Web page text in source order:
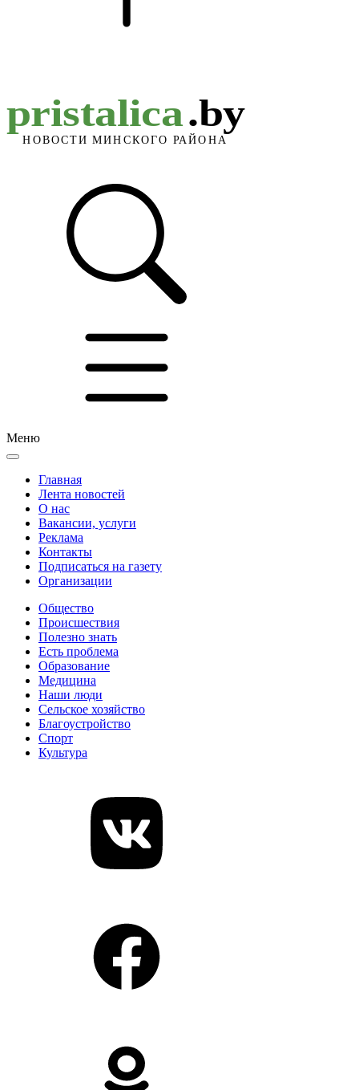
Меню
Главная
Лента новостей
О нас
Вакансии, услуги
Реклама
Контакты
Подписаться на газету
Организации
Общество
Происшествия
Полезно знать
Есть проблема
Образование
Медицина
Наши люди
Сельское хозяйство
Благоустройство
Спорт
Культура